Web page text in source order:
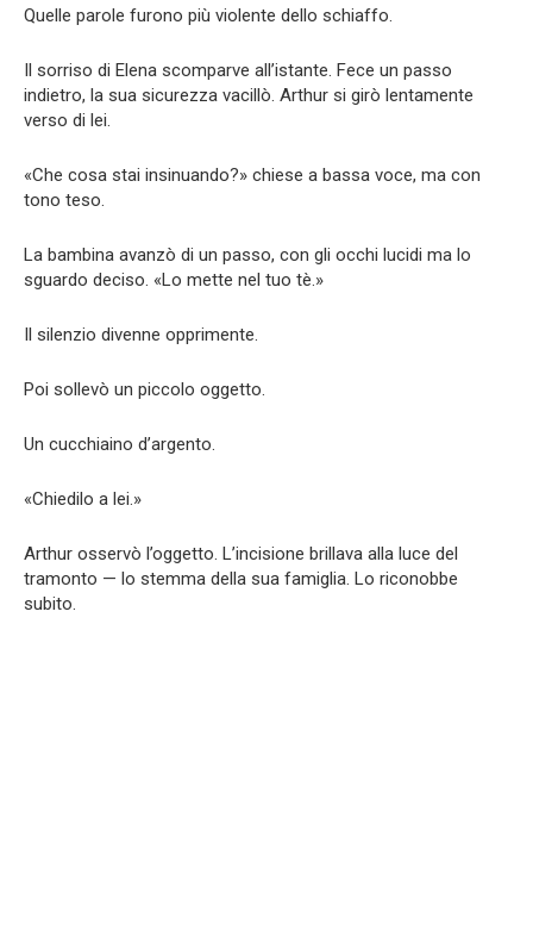
Quelle parole furono più violente dello schiaffo.
Il sorriso di Elena scomparve all’istante. Fece un passo
indietro, la sua sicurezza vacillò. Arthur si girò lentamente
verso di lei.
«Che cosa stai insinuando?» chiese a bassa voce, ma con
tono teso.
La bambina avanzò di un passo, con gli occhi lucidi ma lo
sguardo deciso. «Lo mette nel tuo tè.»
Il silenzio divenne opprimente.
Poi sollevò un piccolo oggetto.
Un cucchiaino d’argento.
«Chiedilo a lei.»
Arthur osservò l’oggetto. L’incisione brillava alla luce del
tramonto — lo stemma della sua famiglia. Lo riconobbe
subito.